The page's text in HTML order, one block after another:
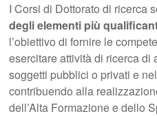
I Corsi di Dottorato di ricerca
degli elementi più
l’obiettivo di fornire le
esercitare attività di ricerca di
soggetti pubblici o privati e
contribuendo alla
dell’Alta Formazione e dello